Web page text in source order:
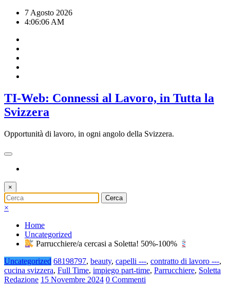
7 Agosto 2026
4:06:06 AM
TI-Web: Connessi al Lavoro, in Tutta la
Svizzera
Opportunità di lavoro, in ogni angolo della Svizzera.
×
×
Home
Uncategorized
Parrucchiere/a cercasi a Soletta! 50%-100%
Uncategorized 68198797, beauty, capelli ---, contratto di lavoro ---,
cucina svizzera, Full Time, impiego part-time, Parrucchiere, Soletta
Redazione 15 Novembre 2024 0 Commenti